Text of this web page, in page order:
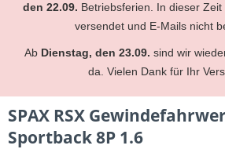
den 22.09. Betriebsferien. In dieser
versendet und E-Mails nicht
Ab Dienstag, den 23.09. sind wir
da. Vielen Dank für Ihr
SPAX RSX
Sportback 8P 1.6